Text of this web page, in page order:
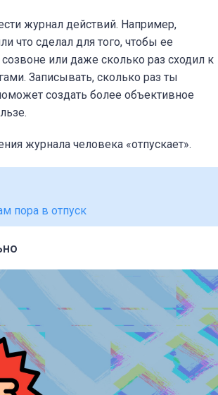
журнал действий. Например,
что сделал для того, чтобы ее
или даже сколько раз сходил к
Записывать, сколько раз ты
создать более объективное
журнала человека «отпускает».
пора в отпуск